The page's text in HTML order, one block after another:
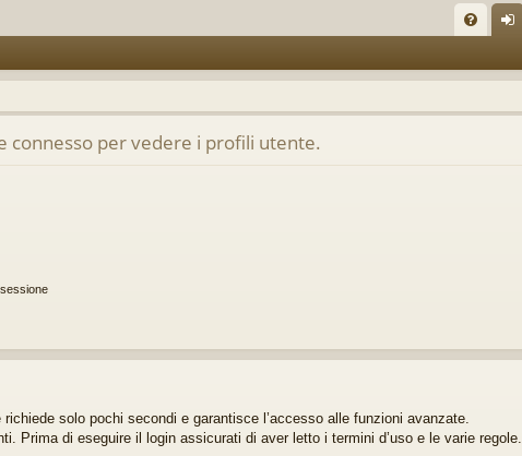
Q in
connesso per vedere i profili utente.
solo pochi secondi e garantisce l’accesso alle funzioni avanzate.
Prima di eseguire il login assicurati di aver letto i termini d’uso e le varie regole.